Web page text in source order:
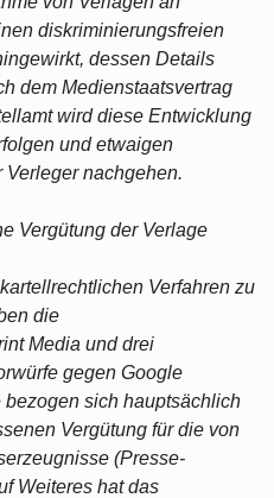
diskriminierungsfreien
dessen Details
dem Medienstaatsvertrag
wird diese Entwicklung
und etwaigen
nachgehen.
Vergütung der Verlage
Verfahren zu
die
Media und drei
gegen Google
sich hauptsächlich
Vergütung für die von
(Presse-
Weiteres hat das